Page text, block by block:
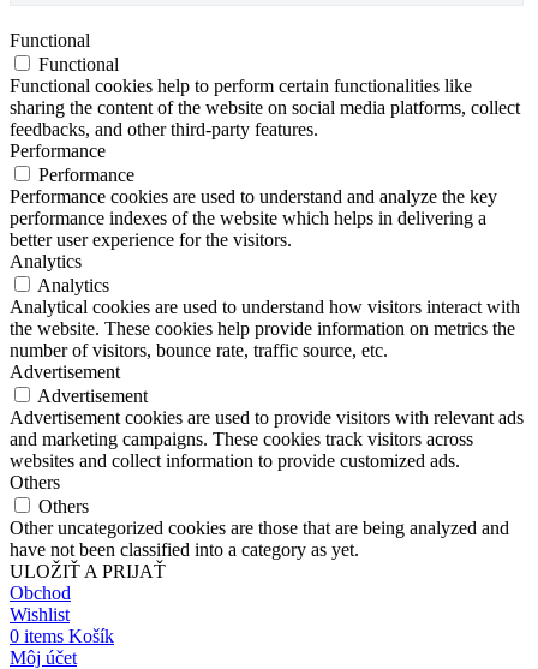
Functional
Functional
Functional cookies help to perform certain functionalities like
sharing the content of the website on social media platforms, collect
feedbacks, and other third-party features.
Performance
Performance
Performance cookies are used to understand and analyze the key
performance indexes of the website which helps in delivering a
better user experience for the visitors.
Analytics
Analytics
Analytical cookies are used to understand how visitors interact with
the website. These cookies help provide information on metrics the
number of visitors, bounce rate, traffic source, etc.
Advertisement
Advertisement
Advertisement cookies are used to provide visitors with relevant ads
and marketing campaigns. These cookies track visitors across
websites and collect information to provide customized ads.
Others
Others
Other uncategorized cookies are those that are being analyzed and
have not been classified into a category as yet.
ULOŽIŤ A PRIJAŤ
Obchod
Wishlist
0 items Košík
Môj účet